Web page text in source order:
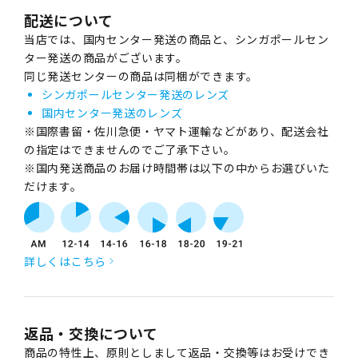
配送について
当店では、国内センター発送の商品と、シンガポールセン
ター発送の商品がございます。
同じ発送センターの商品は同梱ができます。
シンガポールセンター発送のレンズ
国内センター発送のレンズ
※国際書留・佐川急便・ヤマト運輸などがあり、配送会社
の指定はできませんのでご了承下さい。
※国内発送商品のお届け時間帯は以下の中からお選びいた
だけます。
詳しくはこちら
返品・交換について
商品の特性上、原則としまして返品・交換等はお受けでき